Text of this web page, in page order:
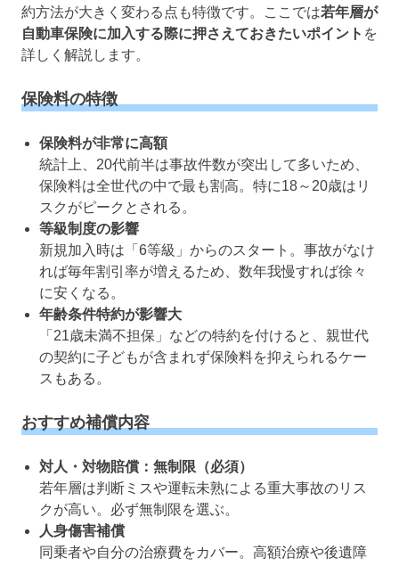
約方法が大きく変わる点も特徴です。ここでは若年層が
自動車保険に加入する際に押さえておきたいポイント を
詳しく解説します。
保険料の特徴
保険料が非常に高額
統計上、20代前半は事故件数が突出して多いため、
保険料は全世代の中で最も割高。特に18～20歳はリ
スクがピークとされる。
等級制度の影響
新規加入時は「6等級」からのスタート。事故がなけ
れば毎年割引率が増えるため、数年我慢すれば徐々
に安くなる。
年齢条件特約が影響大
「21歳未満不担保」などの特約を付けると、親世代
の契約に子どもが含まれず保険料を抑えられるケー
スもある。
おすすめ補償内容
対人・対物賠償：無制限（必須）
若年層は判断ミスや運転未熟による重大事故のリス
クが高い。必ず無制限を選ぶ。
人身傷害補償
同乗者や自分の治療費をカバー。高額治療や後遺障